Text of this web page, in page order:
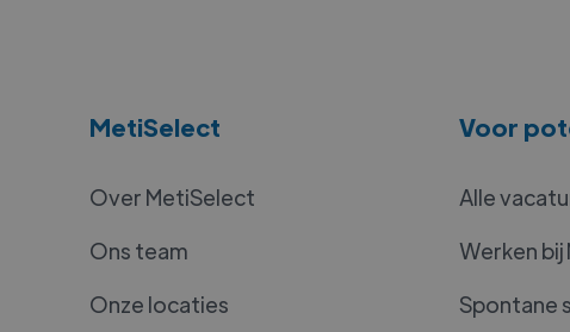
MetiSelect
Over MetiSelect
Ons team
Onze locaties
Voor
Alle
Werken
Spontane